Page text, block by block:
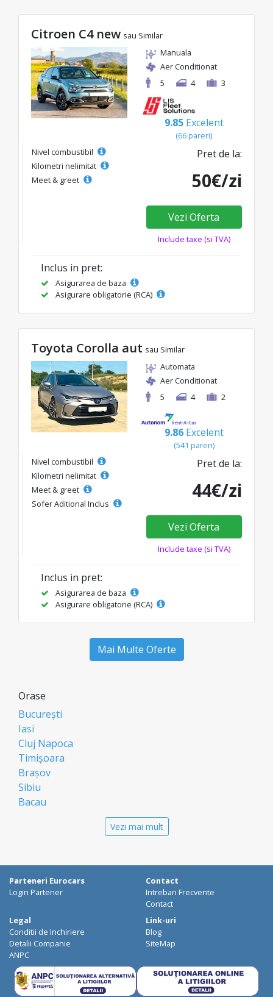
Citroen C4 new sau Similar
Manuala
Aer Conditionat
5
4 3
9.85 Excelent
(66 pareri)
Nivel combustibil
Kilometri nelimitat
Meet & greet
Pret de la:
50€/zi
Vezi Oferta
Include taxe (si TVA)
Inclus in pret:
Asigurarea de baza
Asigurare obligatorie (RCA)
Toyota Corolla aut sau Similar
Automata
Aer Conditionat
5
4 2
9.86 Excelent
(541 pareri)
Nivel combustibil
Kilometri nelimitat
Meet & greet
Sofer Aditional Inclus
Pret de la:
44€/zi
Vezi Oferta
Include taxe (si TVA)
Inclus in pret:
Asigurarea de baza
Asigurare obligatorie (RCA)
Mai Multe Oferte
Orase
București
Iasi
Cluj Napoca
Timișoara
Brașov
Sibiu
Bacau
Galati
Suceava
Focșani
Targoviste
Ploiesti
Craiova
Botosani
Deva
Vezi mai mult
Parteneri Eurocars
Login Partener
Contact
Intrebari Frecvente
Contact
Legal
Conditii de Inchiriere
Detalii Companie
ANPC
Link-uri
Blog
SiteMap